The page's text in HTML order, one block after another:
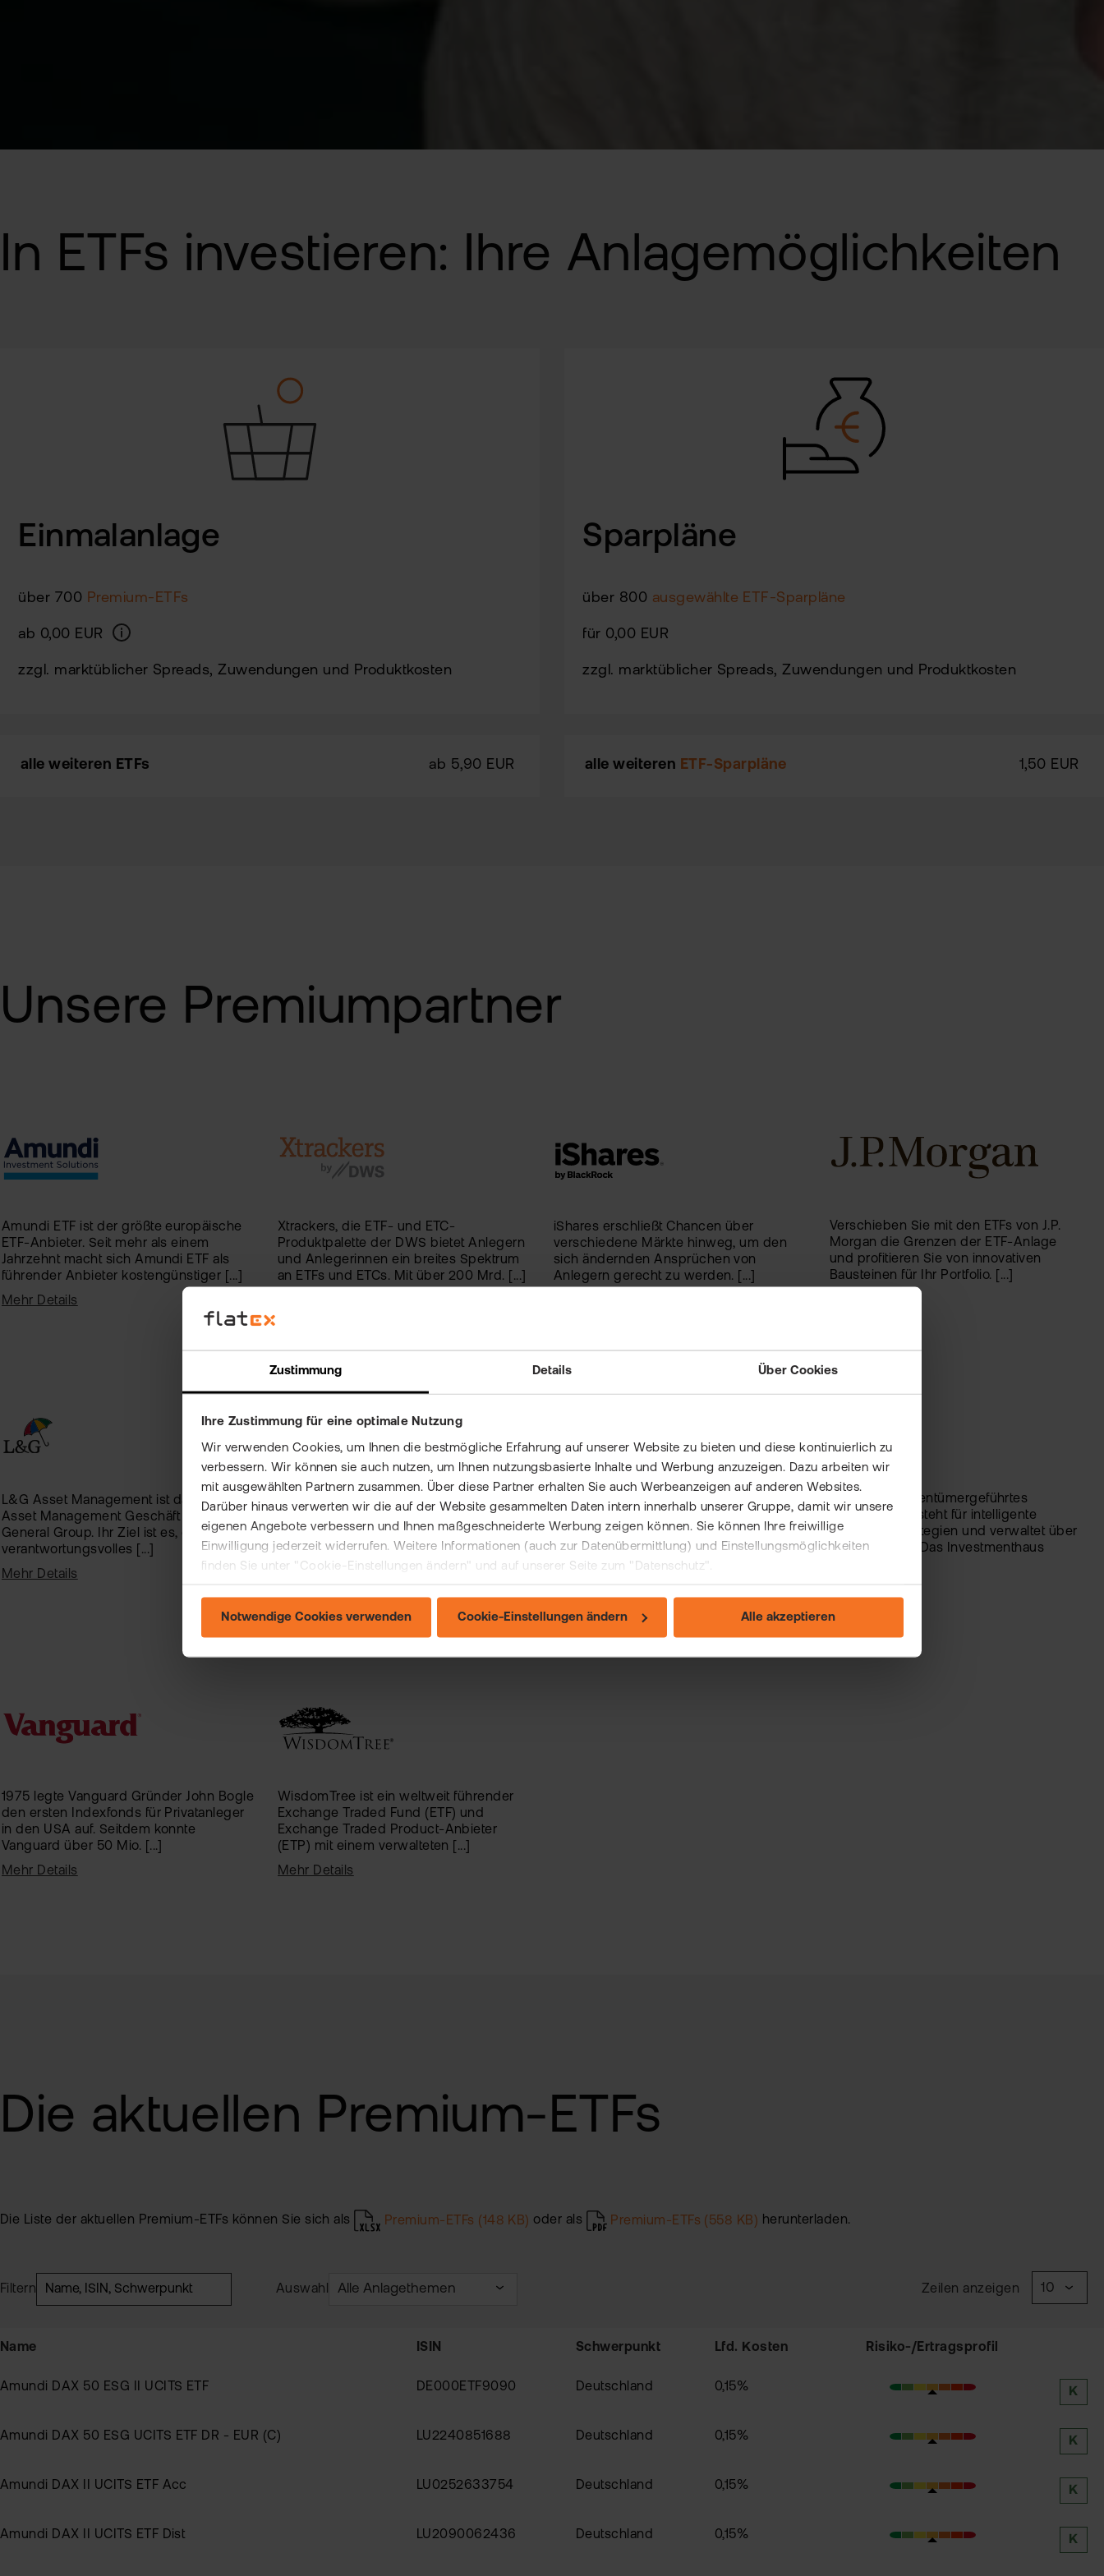
Zustimmung Details Über Cookies
Ihre Zustimmung für eine optimale Nutzung
Wir verwenden Cookies, um Ihnen die bestmögliche Erfahrung auf unserer Website zu bieten und diese kontinuierlich zu
verbessern. Wir können sie auch nutzen, um Ihnen nutzungsbasierte Inhalte und Werbung anzuzeigen. Dazu arbeiten wir
mit ausgewählten Partnern zusammen. Über diese Partner erhalten Sie auch Werbeanzeigen auf anderen Websites.
Darüber hinaus verwerten wir die auf der Website gesammelten Daten intern innerhalb unserer Gruppe, damit wir unsere
eigenen Angebote verbessern und Ihnen maßgeschneiderte Werbung zeigen können. Sie können Ihre freiwillige
Einwilligung jederzeit widerrufen. Weitere Informationen (auch zur Datenübermittlung) und Einstellungsmöglichkeiten
finden Sie unter "Cookie-Einstellungen ändern" und auf unserer Seite zum "Datenschutz".
Notwendige Cookies verwenden Cookie-Einstellungen ändern Alle akzeptieren
In ETFs investieren: Ihre Anlagemöglichkeiten
Einmalanlage
über 700 Premium-ETFs
ab 0,00 EUR
zzgl. marktüblicher Spreads, Zuwendungen und Produktkosten
alle weiteren ETFs ab 5,90 EUR
Sparpläne
über 800 ausgewählte ETF-Sparpläne
für 0,00 EUR
zzgl. marktüblicher Spreads, Zuwendungen und Produktkosten
alle weiteren ETF-Sparpläne 1,50 EUR
Unsere Premiumpartner
Amundi ETF ist der größte europäische
ETF-Anbieter. Seit mehr als einem
Jahrzehnt macht sich Amundi ETF als
führender Anbieter kostengünstiger [...]
Mehr Details
Xtrackers, die ETF- und ETC-
Produktpalette der DWS bietet Anlegern
und Anlegerinnen ein breites Spektrum
an ETFs und ETCs. Mit über 200 Mrd. [...]
iShares erschließt Chancen über
verschiedene Märkte hinweg, um den
sich ändernden Ansprüchen von
Anlegern gerecht zu werden. [...]
Verschieben Sie mit den ETFs von J.P.
Morgan die Grenzen der ETF-Anlage
und profitieren Sie von innovativen
Bausteinen für Ihr Portfolio. [...]
L&G Asset Management ist das globale
Asset Management Geschäft der Legal &
General Group. Ihr Ziel ist es, durch
verantwortungsvolles [...]
Mehr Details
Seit der Auflage des ersten US-
gelisteten Exchange Traded Fund (ETF)
im Jahre 1993 ermöglicht State Street
SPDR ETFs Investoren einen [...]
Preisgünstige Schwellenländer-ETFs
sowie Dividenden-, US-Aktien- und
aktive ETFs sind Highlights der
Produktpalette von Franklin Templeton
[...]
VanEck als eigentümergeführtes
Unternehmen steht für intelligente
Investmentstrategien und verwaltet über
100 Mrd. USD. Das Investment­haus
1975 legte Vanguard Gründer John Bogle
den ersten Indexfonds für Privatanleger
in den USA auf. Seitdem konnte
Vanguard über 50 Mio. [...]
Mehr Details
WisdomTree ist ein weltweit führender
Exchange Traded Fund (ETF) und
Exchange Traded Product-Anbieter
(ETP) mit einem verwalteten [...]
Mehr Details
Die aktuellen Premium-ETFs
Die Liste der aktuellen Premium-ETFs können Sie sich als Premium-ETFs (148 KB) oder als Premium-ETFs (558 KB) herunterladen.
Zeilen anzeigen
Filtern
Name ISIN Schwerpunkt Lfd. Kosten Risiko-/Ertragsprofil
Amundi DAX 50 ESG II UCITS ETF DE000ETF9090 Deutschland 0,15% K
Amundi DAX 50 ESG UCITS ETF DR - EUR (C) LU2240851688 Deutschland 0,15% K
Amundi DAX II UCITS ETF Acc LU0252633754 Deutschland 0,15% K
Amundi DAX II UCITS ETF Dist LU2090062436 Deutschland 0,15% K
Auswahl